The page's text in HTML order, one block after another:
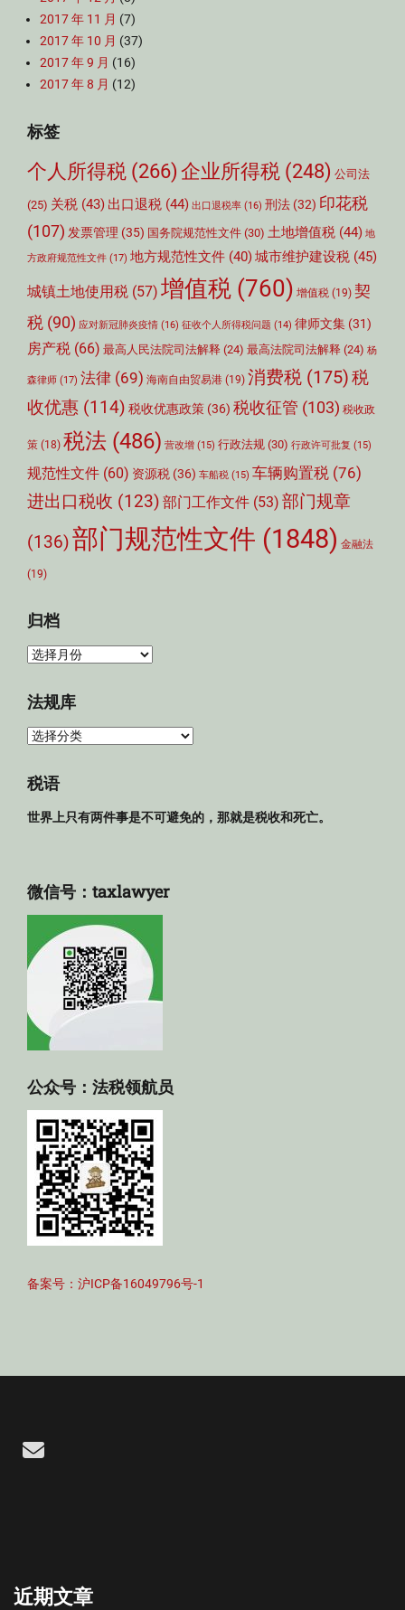
2017 年 11 月 (7)
2017 年 10 月 (37)
2017 年 9 月 (16)
2017 年 8 月 (12)
标签
个人所得税 (266) 企业所得税 (248) 公司法
(25) 关税 (43) 出口退税 (44) 出口退税率 (16) 刑法 (32) 印花税
(107) 发票管理 (35) 国务院规范性文件 (30) 土地增值税 (44) 地
方政府规范性文件 (17) 地方规范性文件 (40)城市维护建设税 (45)
城镇土地使用税 (57) 增值税 (760) 增值税 (19) 契
税 (90) 应对新冠肺炎疫情 (16) 征收个人所得税问题 (14) 律师文集 (31)
房产税 (66) 最高人民法院司法解释 (24) 最高法院司法解释 (24) 杨
森律师 (17) 法律 (69) 海南自由贸易港 (19) 消费税 (175)税
收优惠 (114) 税收优惠政策 (36) 税收征管 (103) 税收政
策 (18) 税法 (486) 营改增 (15) 行政法规 (30) 行政许可批复 (15)
规范性文件 (60) 资源税 (36) 车船税 (15) 车辆购置税 (76)
进出口税收 (123) 部门工作文件 (53) 部门规章
(136)部门规范性文件 (1848) 金融法
(19)
归档
归
法规库
法
库
税语
世界上只有两件事是不可避免的，那就是税收和死亡。
微信号：taxlawyer
公众号：法税领航员
备案号：沪ICP备16049796号-1
Email
近期文章